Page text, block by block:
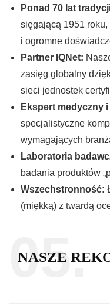
Ponad 70 lat
sięgającą 1951
i ogromne
Partner IQNet:
zasięg globalny
sieci jednostek
Ekspert medyczny
specjalistyczne
wymagających
Laboratoria
badania produktów
Wszechstronność:
(miękką) z twardą
05.
NASZE